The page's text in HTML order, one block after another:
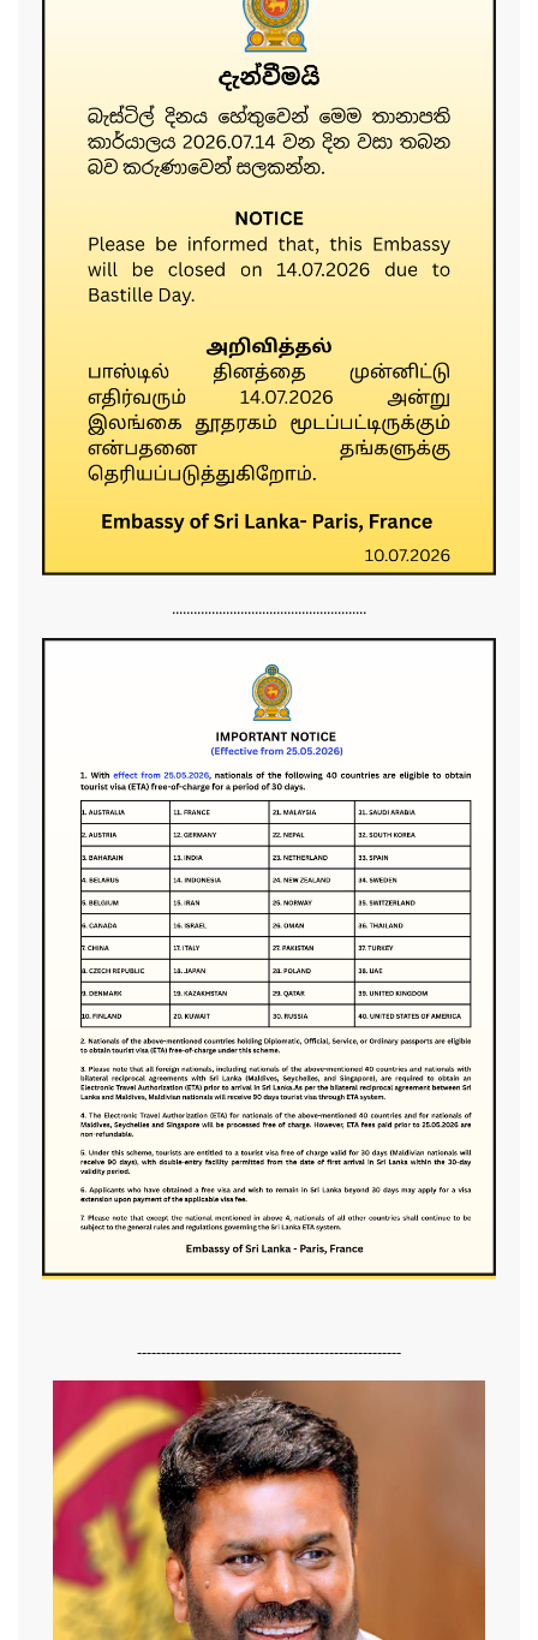
......................................................
-------------------------------------------------------